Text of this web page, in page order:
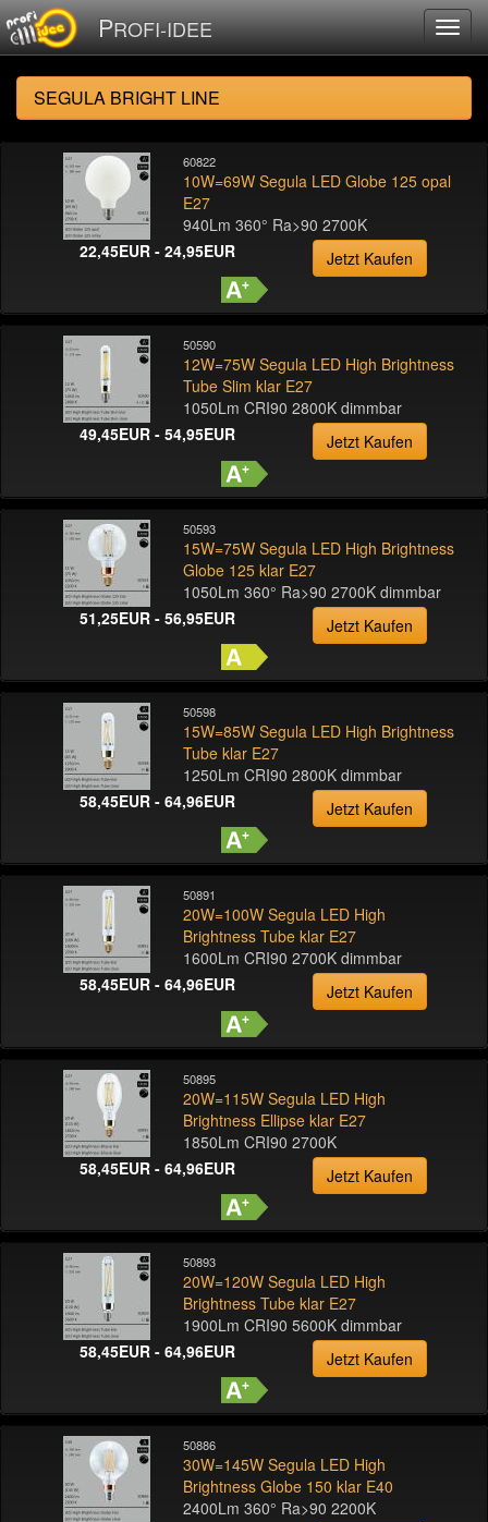
PROFI-IDEE
SEGULA BRIGHT LINE
60822
10W=69W Segula LED Globe 125 opal
E27
940Lm 360° Ra>90 2700K
22,45EUR - 24,95EUR
Jetzt Kaufen
50590
12W=75W Segula LED High Brightness
Tube Slim klar E27
1050Lm CRI90 2800K dimmbar
49,45EUR - 54,95EUR
Jetzt Kaufen
50593
15W=75W Segula LED High Brightness
Globe 125 klar E27
1050Lm 360° Ra>90 2700K dimmbar
51,25EUR - 56,95EUR
Jetzt Kaufen
50598
15W=85W Segula LED High Brightness
Tube klar E27
1250Lm CRI90 2800K dimmbar
58,45EUR - 64,96EUR
Jetzt Kaufen
50891
20W=100W Segula LED High
Brightness Tube klar E27
1600Lm CRI90 2700K dimmbar
58,45EUR - 64,96EUR
Jetzt Kaufen
50895
20W=115W Segula LED High
Brightness Ellipse klar E27
1850Lm CRI90 2700K
58,45EUR - 64,96EUR
Jetzt Kaufen
50893
20W=120W Segula LED High
Brightness Tube klar E27
1900Lm CRI90 5600K dimmbar
58,45EUR - 64,96EUR
Jetzt Kaufen
50886
30W=145W Segula LED High
Brightness Globe 150 klar E40
2400Lm 360° Ra>90 2200K